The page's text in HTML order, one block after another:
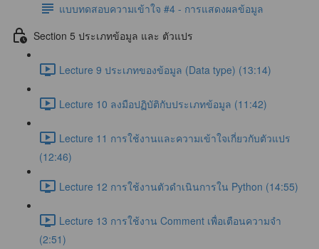
แบบทดสอบความเข้าใจ #4 - การแสดงผลข้อมูล
Section 5 ประเภทข้อมูล และ ตัวแปร
Lecture 9 ประเภทของข้อมูล (Data type) (13:14)
Lecture 10 ลงมือปฏิบัติกับประเภทข้อมูล (11:42)
Lecture 11 การใช้งานและความเข้าใจเกี่ยวกับตัวแปร
(12:46)
Lecture 12 การใช้งานตัวดำเนินการใน Python (14:55)
Lecture 13 การใช้งาน Comment เพื่อเตือนความจำ
(2:51)